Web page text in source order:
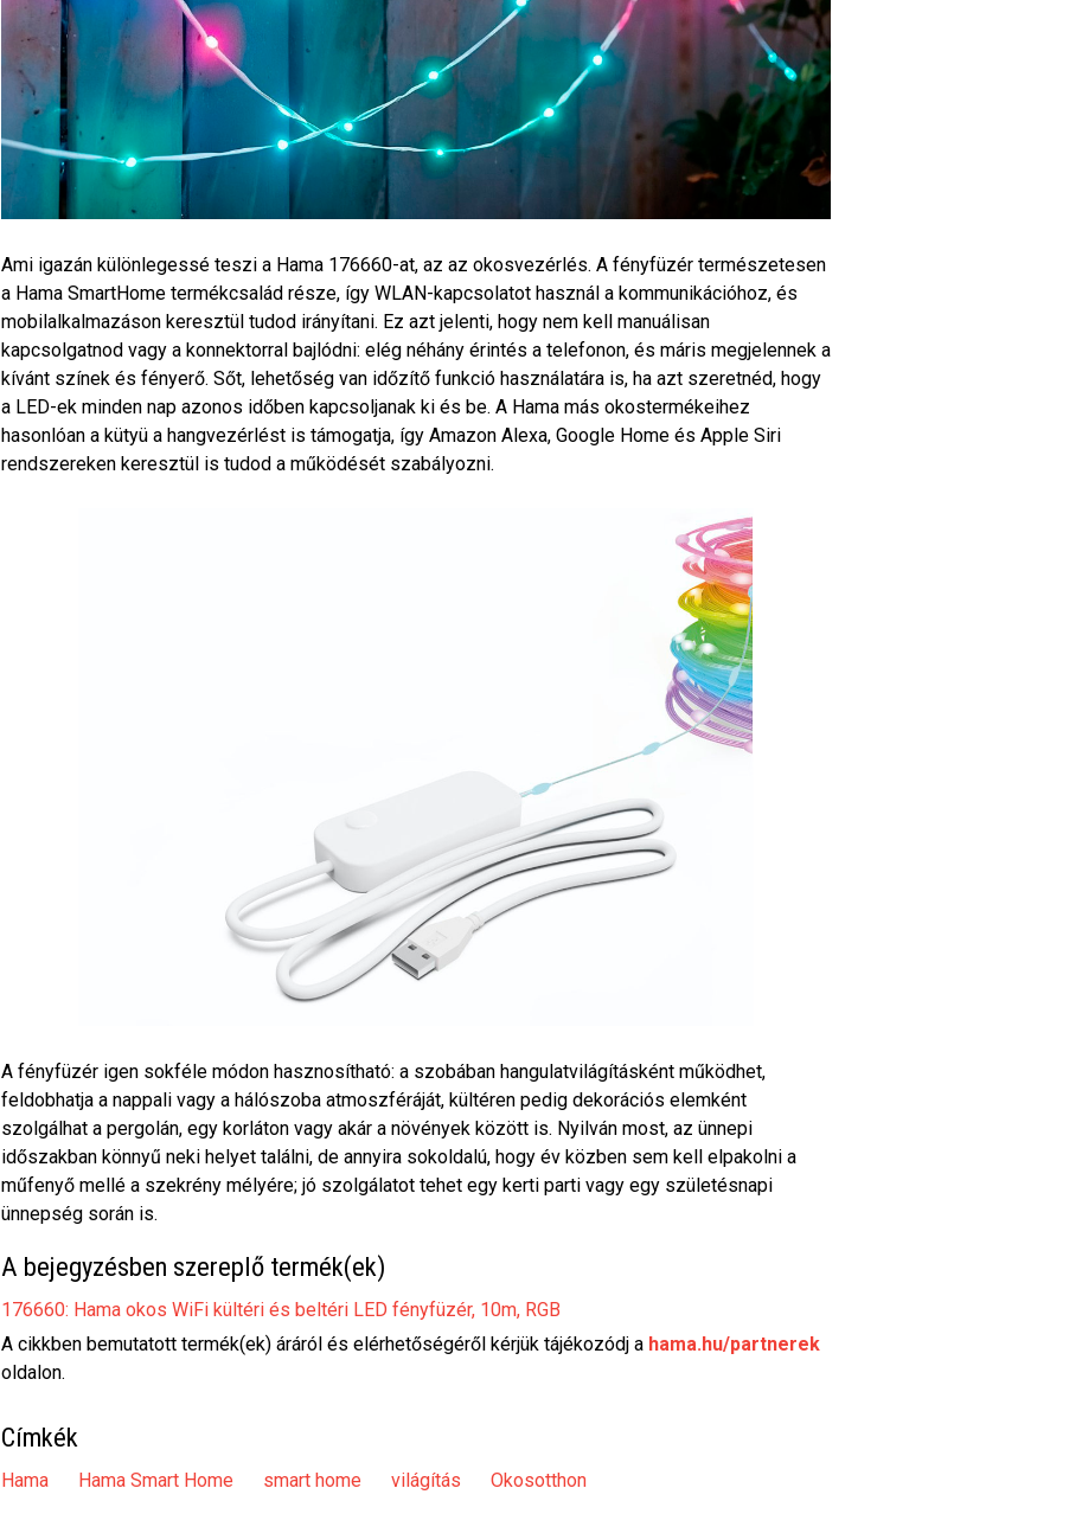
Ami igazán különlegessé teszi a Hama 176660-at, az az okosvezérlés. A fényfüzér természetesen
a Hama SmartHome termékcsalád része, így WLAN-kapcsolatot használ a kommunikációhoz, és
mobilalkalmazáson keresztül tudod irányítani. Ez azt jelenti, hogy nem kell manuálisan
kapcsolgatnod vagy a konnektorral bajlódni: elég néhány érintés a telefonon, és máris megjelennek a
kívánt színek és fényerő. Sőt, lehetőség van időzítő funkció használatára is, ha azt szeretnéd, hogy
a LED-ek minden nap azonos időben kapcsoljanak ki és be. A Hama más okostermékeihez
hasonlóan a kütyü a hangvezérlést is támogatja, így Amazon Alexa, Google Home és Apple Siri
rendszereken keresztül is tudod a működését szabályozni.
A fényfüzér igen sokféle módon hasznosítható: a szobában hangulatvilágításként működhet,
feldobhatja a nappali vagy a hálószoba atmoszféráját, kültéren pedig dekorációs elemként
szolgálhat a pergolán, egy korláton vagy akár a növények között is. Nyilván most, az ünnepi
időszakban könnyű neki helyet találni, de annyira sokoldalú, hogy év közben sem kell elpakolni a
műfenyő mellé a szekrény mélyére; jó szolgálatot tehet egy kerti parti vagy egy születésnapi
ünnepség során is.
A bejegyzésben szereplő termék(ek)
176660: Hama okos WiFi kültéri és beltéri LED fényfüzér, 10m, RGB
A cikkben bemutatott termék(ek) áráról és elérhetőségéről kérjük tájékozódj a hama.hu/partnerek
oldalon.
Címkék
Hama Hama Smart Home smart home világítás Okosotthon